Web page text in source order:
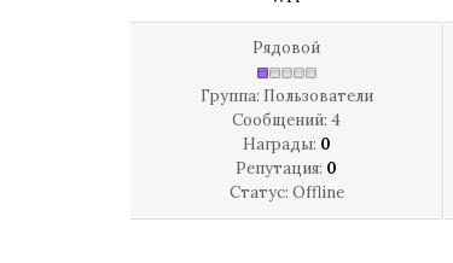
Рядовой
Группа: Пользователи
Сообщений: 4
Награды: 0
Репутация: 0
Статус: Offline